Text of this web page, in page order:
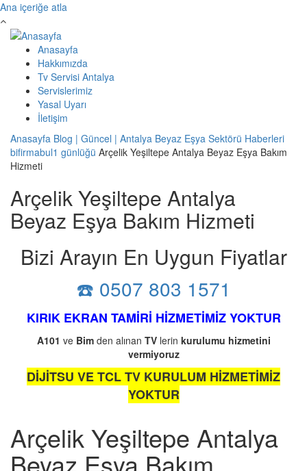
Ana içeriğe atla
Anasayfa
Hakkımızda
Tv Servisi Antalya
Servislerimiz
Yasal Uyarı
İletişim
Anasayfa Blog | Güncel | Antalya Beyaz Eşya Sektörü Haberleri
bifirmabul1 günlüğü Arçelik Yeşiltepe Antalya Beyaz Eşya Bakım
Hizmeti
Arçelik Yeşiltepe Antalya
Beyaz Eşya Bakım Hizmeti
Bizi Arayın En Uygun Fiyatlar
☎️ 0507 803 1571
KIRIK EKRAN TAMİRİ HİZMETİMİZ YOKTUR
A101 ve Bimden alınan TVlerin kurulumu hizmetini
vermiyoruz
DİJİTSU VE TCL TV KURULUM HİZMETİMİZ
YOKTUR
Arçelik Yeşiltepe Antalya